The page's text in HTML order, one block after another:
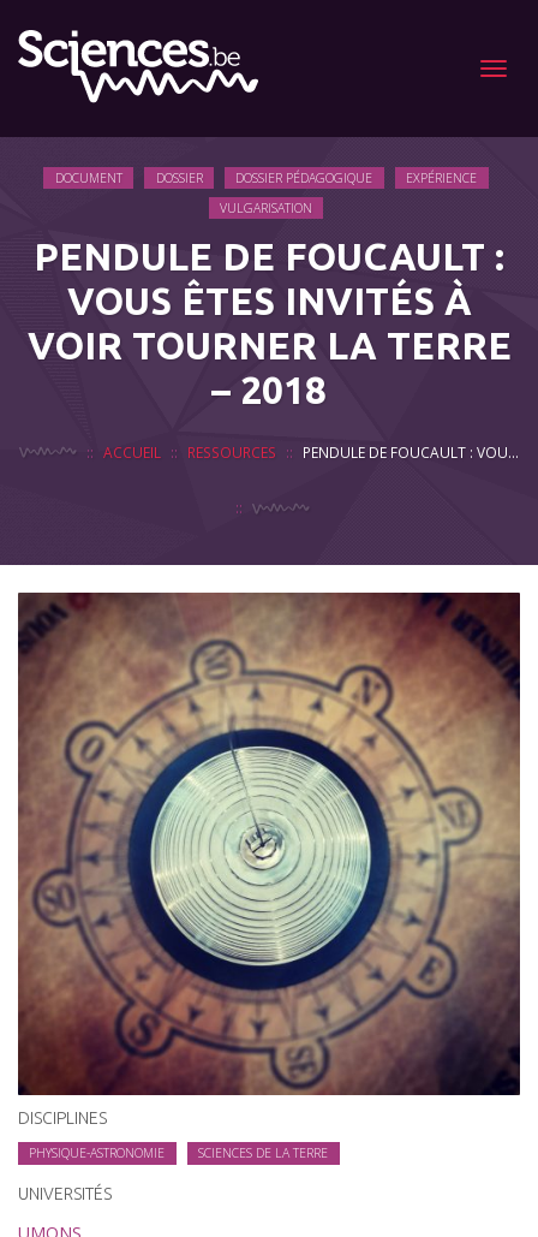
Menu
DOCUMENT DOSSIER DOSSIER PÉDAGOGIQUE
EXPÉRIENCE
VULGARISATION
PENDULE DE FOUCAULT :
VOUS ÊTES INVITÉS À
VOIR TOURNER LA TERRE
– 2018
ACCUEIL RESSOURCES PENDULE DE FOUCAULT : VOUS ÊTES INVITÉS À VOIR TOURNER LA TERRE – 2018
DISCIPLINES
PHYSIQUE-ASTRONOMIE SCIENCES DE LA TERRE
UNIVERSITÉS
UMONS